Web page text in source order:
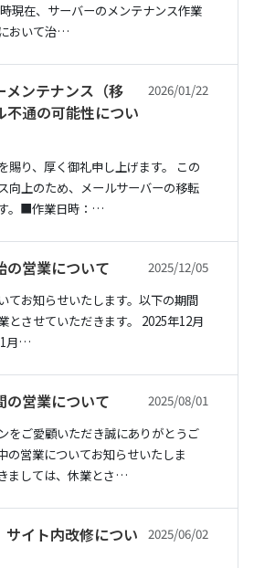
現在、サーバーのメンテナンス作業
おいて治…
メンテナンス（移
不通の可能性につい
2026/01/22
賜り、厚く御礼申し上げます。 この
向上のため、メールサーバーの移転
。■作業日時：…
の営業について
2025/12/05
てお知らせいたします。以下の期間
とさせていただきます。 2025年12月
1月…
の営業について
2025/08/01
をご愛顧いただき誠にありがとうご
の営業についてお知らせいたしま
ましては、休業とさ…
サイト内改修につい
2025/06/02